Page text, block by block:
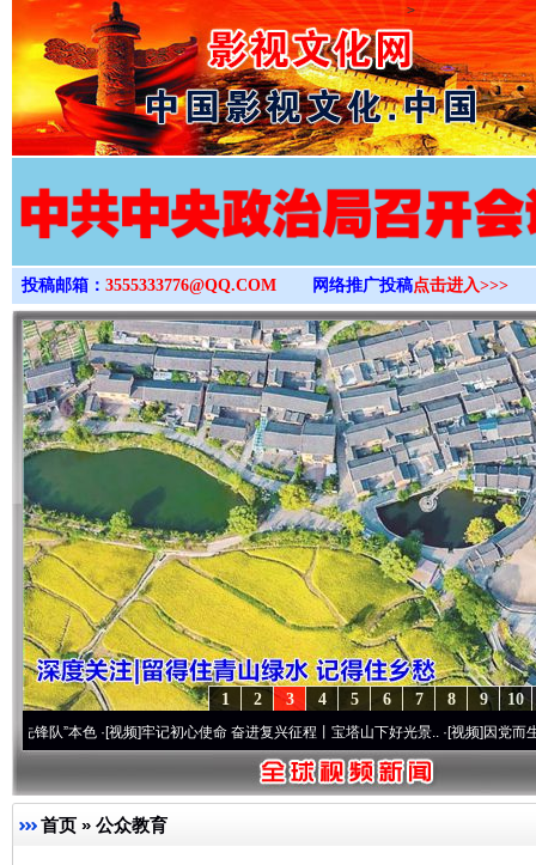
>
投稿邮箱： 3555333776@QQ.COM 网络推广投稿点击进入>>>
10
9
8
7
6
5
4
3
2
1
频]牢记初心使命 奋进复兴征程丨宝塔山下好光景.. ·[视频]因党而生 为党而战——百
首页 » 公众教育